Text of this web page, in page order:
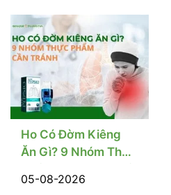
ở nam giới. Thực tế,
tiểu đường không chỉ
ảnh hưởng đến đường
huyết mà còn có thể
tác động đến mạch
máu, hệ thần kinh và
hormone –…
Ho Có Đờm Kiêng
Ăn Gì? 9 Nhóm Thực
Nhanh Khỏi
05-08-2026